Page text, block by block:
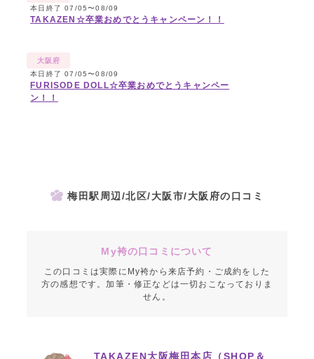
本日終了 07/05〜08/09
TAKAZEN☆卒業おめでとうキャンペーン！！
大阪府
本日終了 07/05〜08/09
FURISODE DOLL☆卒業おめでとうキャンペー
ン！！
梅田駅周辺/北区/大阪市/大阪府の口コミ
My袴の口コミについて
この口コミは実際にMy袴から来店予約・ご成約をした
方の感想です。加筆・修正などは一切おこなっておりま
せん。
TAKAZEN大阪梅田本店（SHOP＆